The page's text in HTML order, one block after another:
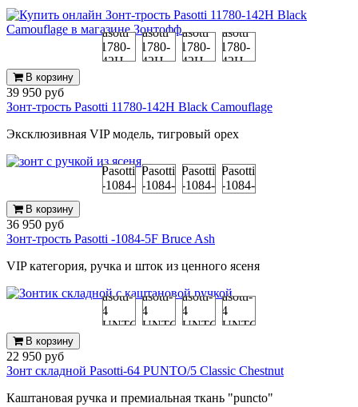
В корзину
39 950 руб
Зонт-трость Pasotti 11780-142Н Black Camouflage
Эксклюзивная VIP модель, тигровый орех
В корзину
36 950 руб
Зонт-трость Pasotti -1084-5F Bruce Ash
VIP категория, ручка и шток из ценного ясеня
В корзину
22 950 руб
Зонт складной Pasotti-64 PUNTO/5 Classic Chestnut
Каштановая ручка и премиальная ткань "puncto"